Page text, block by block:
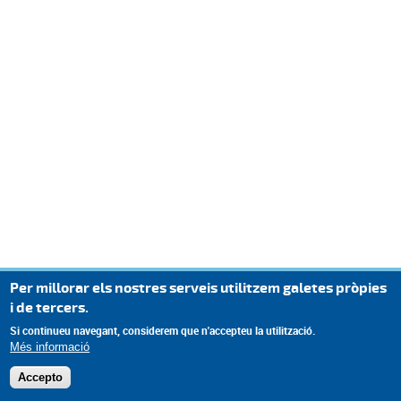
Per millorar els nostres serveis utilitzem galetes pròpies
i de tercers.
Si continueu navegant, considerem que n'accepteu la utilització.
Més informació
Accepto